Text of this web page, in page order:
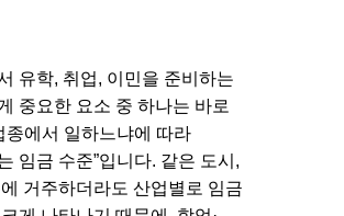
유학, 취업, 이민을 준비하는
중요한 요소 중 하나는 바로
종에서 일하느냐에 따라
임금 수준”입니다. 같은 도시,
거주하더라도 산업별로 임금